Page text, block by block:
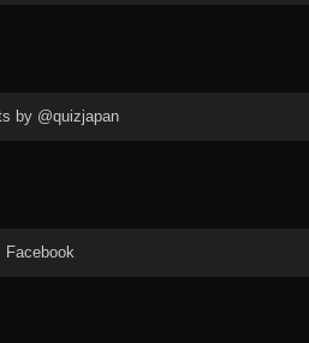
by @quizjapan
Facebook